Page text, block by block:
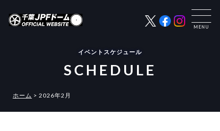
イベントスケジュール
SCHEDULE
ホーム > 2026年2月